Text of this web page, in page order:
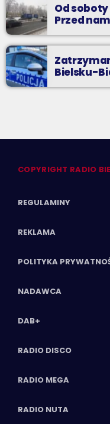
Od
Przed
Bielsku-
COPYRIGHT RADIO
REGULAMINY
REKLAMA
POLITYKA
NADAWCA
DAB+
RADIO DISCO
RADIO MEGA
RADIO NUTA